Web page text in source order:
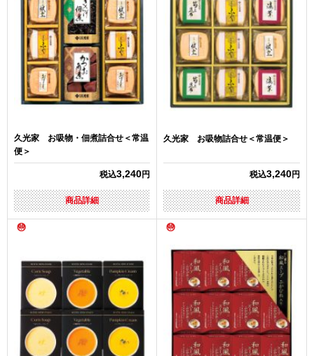
久光家 お吸物・佃煮詰合せ＜常温
便＞
税込3,240円
商品詳細
久光家 お吸物詰合せ＜常温便＞
税込3,240円
商品詳細